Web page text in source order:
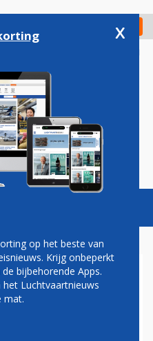
Check in
Vacatures
BIJ
x
op het beste van
Krijg onbeperkt
bijbehorende Apps.
Luchtvaartnieuws
mat.